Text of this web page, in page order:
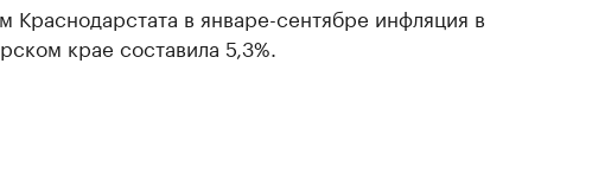
Краснодарстата в январе-сентябре инфляция в
крае составила 5,3%.